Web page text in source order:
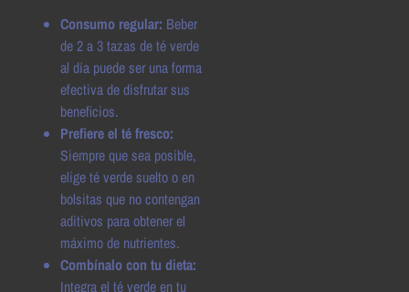
Consumo regular: Beber
de 2 a 3 tazas de té verde
al día puede ser una forma
efectiva de disfrutar sus
beneficios.
Prefiere el té fresco:
Siempre que sea posible,
elige té verde suelto o en
bolsitas que no contengan
aditivos para obtener el
máximo de nutrientes.
Combínalo con tu dieta:
Integra el té verde en tu